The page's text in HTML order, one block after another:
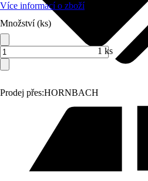
Prodej přes:HORNBACH
Více informací o zboží
Množství (ks)
1 ks